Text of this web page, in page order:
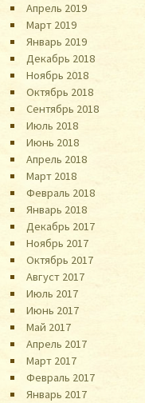
Апрель 2019
Март 2019
Январь 2019
Декабрь 2018
Ноябрь 2018
Октябрь 2018
Сентябрь 2018
Июль 2018
Июнь 2018
Апрель 2018
Март 2018
Февраль 2018
Январь 2018
Декабрь 2017
Ноябрь 2017
Октябрь 2017
Август 2017
Июль 2017
Июнь 2017
Май 2017
Апрель 2017
Март 2017
Февраль 2017
Январь 2017